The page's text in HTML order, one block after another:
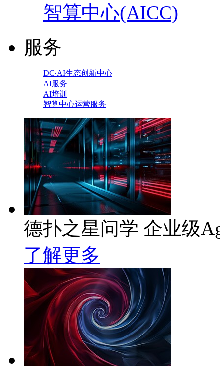
智算中心(AICC)
服务
DC·AI生态创新中心
AI服务
AI培训
智算中心运营服务
德扑之星问学 企业级
了解更多